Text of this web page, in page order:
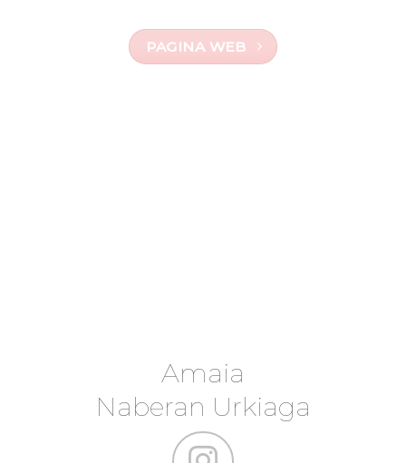
PAGINA WEB
Amaia
Naberan Urkiaga